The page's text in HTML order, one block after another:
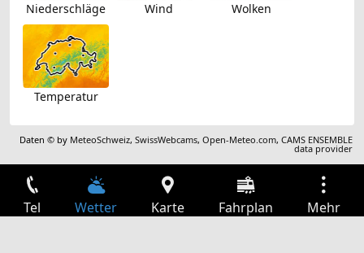
Niederschläge Wind Wolken
Temperatur
Daten © by MeteoSchweiz,SwissWebcams,Open-Meteo.com,CAMS ENSEMBLE
data provider
Tel Wetter Karte Fahrplan Mehr